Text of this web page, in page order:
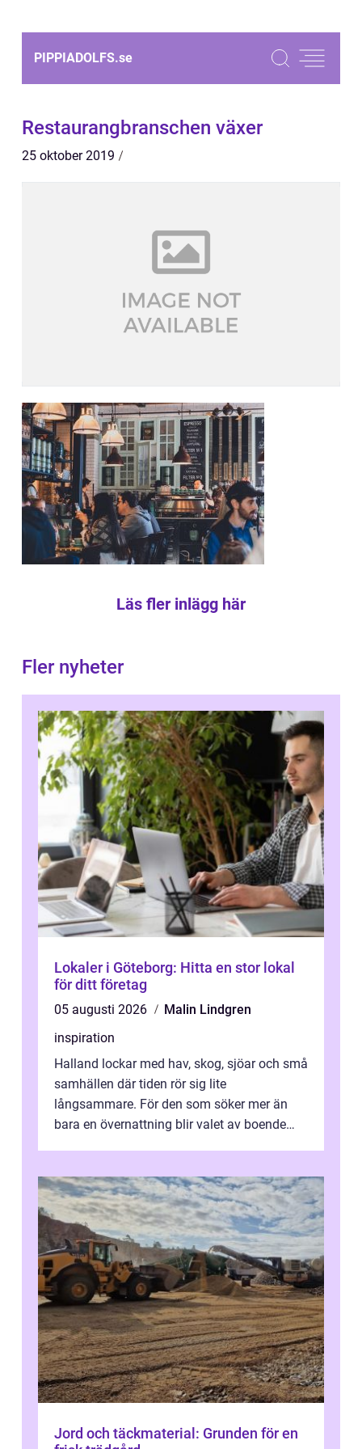
PIPPIADOLFS.se
Restaurangbranschen växer
25 oktober 2019
Läs fler inlägg här
Fler nyheter
Lokaler i Göteborg: Hitta en stor lokal
för ditt företag
05 augusti 2026
Malin Lindgren
inspiration
Halland lockar med hav, skog, sjöar och små
samhällen där tiden rör sig lite
långsammare. För den som söker mer än
bara en övernattning blir valet av boende
Jord och täckmaterial: Grunden för en